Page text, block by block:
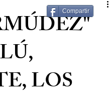
LOS
Compartir